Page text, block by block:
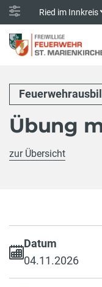
Ried im Innkreis
Übung
zur Übersicht
Datum
04.11.2026